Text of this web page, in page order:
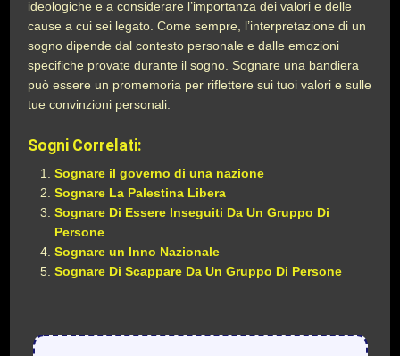
ideologiche e a considerare l’importanza dei valori e delle
cause a cui sei legato. Come sempre, l’interpretazione di un
sogno dipende dal contesto personale e dalle emozioni
specifiche provate durante il sogno. Sognare una bandiera
può essere un promemoria per riflettere sui tuoi valori e sulle
tue convinzioni personali.
Sogni Correlati:
Sognare il governo di una nazione
Sognare La Palestina Libera
Sognare Di Essere Inseguiti Da Un Gruppo Di
Persone
Sognare un Inno Nazionale
Sognare Di Scappare Da Un Gruppo Di Persone